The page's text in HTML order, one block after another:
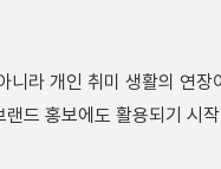
니라 개인 취미 생활의 연장
랜드 홍보에도 활용되기 시